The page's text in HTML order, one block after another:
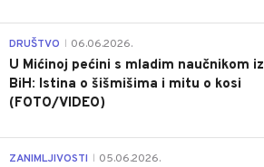
DRUŠTVO 06.06.2026.
U Mićinoj pećini s mladim naučnikom iz
BiH: Istina o šišmišima i mitu o kosi
(FOTO/VIDEO)
ZANIMLJIVOSTI 05.06.2026.